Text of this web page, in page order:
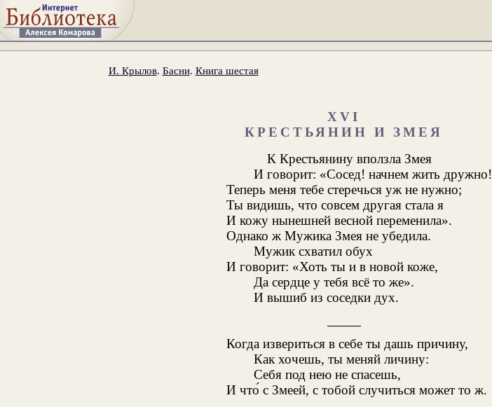
И. Крылов. Басни. Книга шестая
XVI
КРЕСТЬЯНИН И ЗМЕЯ
К Крестьянину вползла Змея
И говорит: «Сосед! начнем жить дружно!
Теперь меня тебе стеречься уж не нужно;
Ты видишь, что совсем другая стала я
И кожу нынешней весной переменила».
Однако ж Мужика Змея не убедила.
Мужик схватил обух
И говорит: «Хоть ты и в новой коже,
Да сердце у тебя всё то же».
И вышиб из соседки дух.
Когда извериться в себе ты дашь причину,
Как хочешь, ты меняй личину:
Себя под нею не спасешь,
И что́ с Змеей, с тобой случиться может то ж.